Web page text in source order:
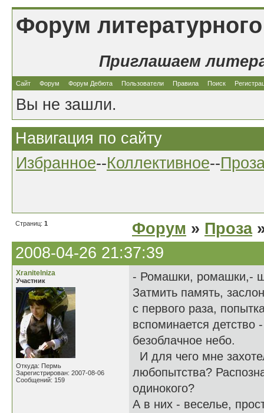
Форум
Приглашаем
Сайт Форум Форум Дебюта Пользователи Правила Поиск
Вы не зашли.
Навигация по сайту
Избранное--Коллективное--
Страниц: 1 Форум » Проза
2008-04-26 21:37:39
Xranitelniza
Участник
Откуда: Пермь
Зарегистрирован: 2007-08-06
Сообщений: 159
- Ромашки, ромашки,-
Затмить память,
с первого раза,
вспоминается детство
безоблачное небо.
И для чего мне
любопытства?
одинокого?
А в них - веселье,